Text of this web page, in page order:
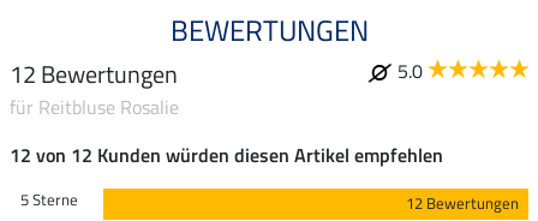
BEWERTUNGEN
12 Bewertungen
5.0
für Reitbluse Rosalie
12 von 12 Kunden würden diesen Artikel empfehlen
5 Sterne
12 Bewertungen